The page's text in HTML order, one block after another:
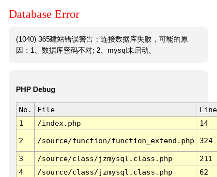
Database Error
(1040) 365建站错误警告：连接数据库失败，可能的原
因：1、数据库密码不对; 2、mysql未启动。
PHP Debug
No. File
Line
1
/index.php 14
2 /source/function/function_extend.php 324
3 /source/class/jzmysql.class.php
211
4
/source/class/jzmysql.class.php
62